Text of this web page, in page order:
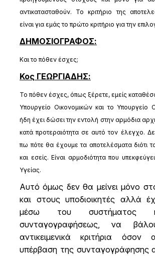
αντικατασταθούν. Το κριτήριο της
είναι για εμάς το πρώτο κριτήριο για την
ΔΗΜΟΣΙΟΓΡΑΦΟΣ:
Και το πόθεν έσχες;
Κος ΓΕΩΡΓΙΑΔΗΣ:
Το πόθεν έσχες, όπως ξέρετε, εμείς
Υπουργείο Οικονομικών και το Υπουργείο
ήδη έχει δώσει την εντολή στην αρμόδια
κατά προτεραιότητα σε αυτό τον έλεγχο.
πω πότε θα έχουμε τα αποτελέσματα διότι
και εσείς. Είναι αρμοδιότητα που
Υγείας.
Αυτό όμως δεν θα μείνει μόνο
και στους υποδιοικητές αλλά
μέσω του συστήματος
συνταγογραφήσεως, να
αντικειμενικά κριτήρια
υπέρβαση της συνταγογράφησης